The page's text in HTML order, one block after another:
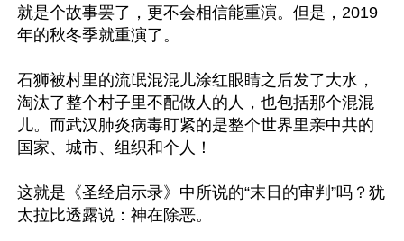
就是个故事罢了，更不会相信能重演。但是，2019
年的秋冬季就重演了。
石狮被村里的流氓混混儿涂红眼睛之后发了大水，
淘汰了整个村子里不配做人的人，也包括那个混混
儿。而武汉肺炎病毒盯紧的是整个世界里亲中共的
国家、城市、组织和个人！
这就是《圣经启示录》中所说的“末日的审判”吗？犹
太拉比透露说：神在除恶。